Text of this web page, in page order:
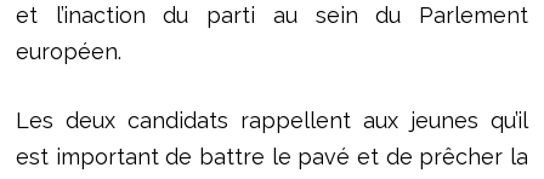
et l’inaction du parti au sein du Parlement
européen.
Les deux candidats rappellent aux jeunes qu’il
est important de battre le pavé et de prêcher la